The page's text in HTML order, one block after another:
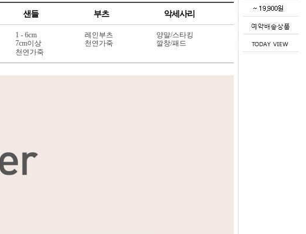
샌들 부츠 악세사리
1 - 6cm
7cm이상
천연가죽
레인부츠
천연가죽
양말/스타킹
깔창/패드